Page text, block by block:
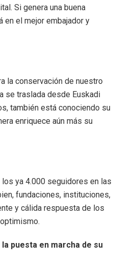
Si genera una buena
en el mejor embajador y
la conservación de nuestro
se traslada desde Euskadi
también está conociendo su
enriquece aún más su
ya 4.000 seguidores en las
fundaciones, instituciones,
y cálida respuesta de los
puesta en marcha de su